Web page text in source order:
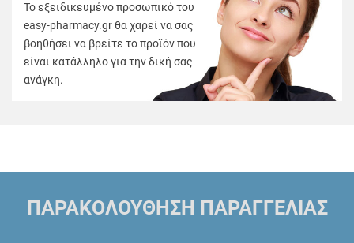
Το εξειδικευμένο προσωπικό του
easy-pharmacy.gr θα χαρεί να σας
βοηθήσει να βρείτε το προϊόν που
είναι κατάλληλο για την δική σας
ανάγκη.
ΠΑΡΑΚΟΛΟΥΘΗΣΗ ΠΑΡΑΓΓΕΛΙΑΣ